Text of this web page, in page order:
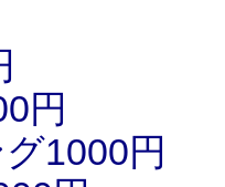
円
1000円